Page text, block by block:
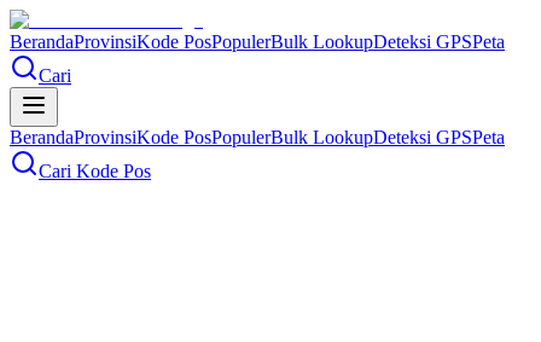
BerandaProvinsiKode PosPopulerBulk LookupDeteksi GPSPeta
Cari
BerandaProvinsiKode PosPopulerBulk LookupDeteksi GPSPeta
Cari Kode Pos